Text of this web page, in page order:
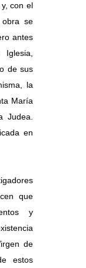
con el
se
antes
de sus
la
María
Judea.
en
que
y
de
estos